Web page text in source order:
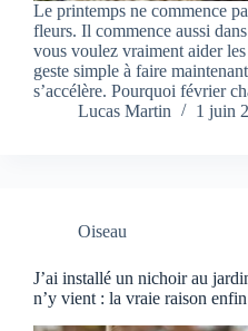
Le printemps ne commence
fleurs. Il commence aussi
vous voulez vraiment aider
geste simple à faire
s’accélère. Pourquoi février
Lucas Martin
1 juin
Oiseau
J’ai installé un nichoir au
n’y vient : la vraie raison